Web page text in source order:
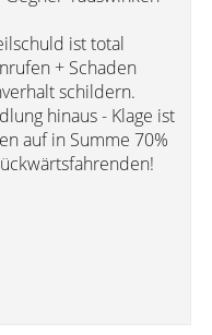
ist total
+ Schaden
schildern.
hinaus - Klage ist
auf in Summe 70%